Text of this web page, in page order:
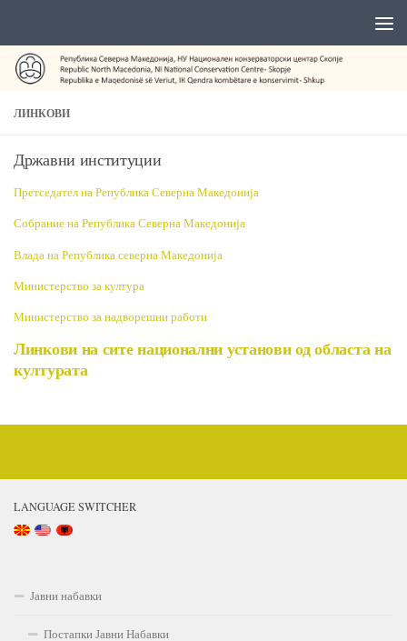
ЛИНКОВИ
Државни институции
Претседател на Република Северна Македонија
Собрание на Република Северна Македонија
Влада на Република северна Македонија
Министерство за култура
Министерство за надворешни работи
Линкови на сите национални установи од областа на
културата
LANGUAGE SWITCHER
Јавни набавки
Постапки Јавни Набавки